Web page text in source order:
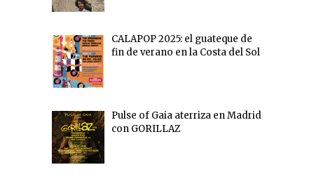
CALAPOP 2025: el guateque de
fin de verano en la Costa del Sol
Pulse of Gaia aterriza en Madrid
con GORILLAZ